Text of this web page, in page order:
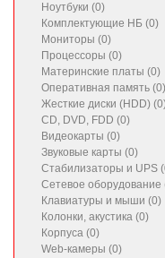
Ноутбуки (0)
Комплектующие НБ (0)
Мониторы (0)
Процессоры (0)
Материнские платы (0)
Оперативная память (0)
Жесткие диски (HDD)
CD, DVD, FDD (0)
Видеокарты (0)
Звуковые карты (0)
Стабилизаторы и UPS
Сетевое оборудование
Клавиатуры и мыши (0)
Колонки, акустика (0)
Корпуса (0)
Web-камеры (0)